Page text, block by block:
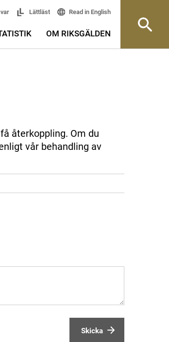
Lättläst Read in English
OM RIKSGÄLDEN
återkoppling. Om du
vår behandling av
Skicka